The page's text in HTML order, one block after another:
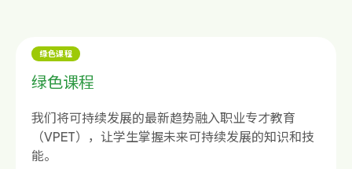
绿色课程
绿色课程
我们将可持续发展的最新趋势融入职业专才教育
（VPET），让学生掌握未来可持续发展的知识和技
能。